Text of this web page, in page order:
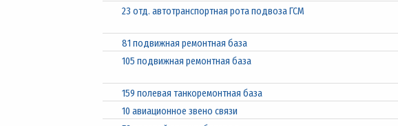
23 отд. автотранспортная рота подвоза ГСМ
81 подвижная ремонтная база
105 подвижная ремонтная база
159 полевая танкоремонтная база
10 авиационное звено связи